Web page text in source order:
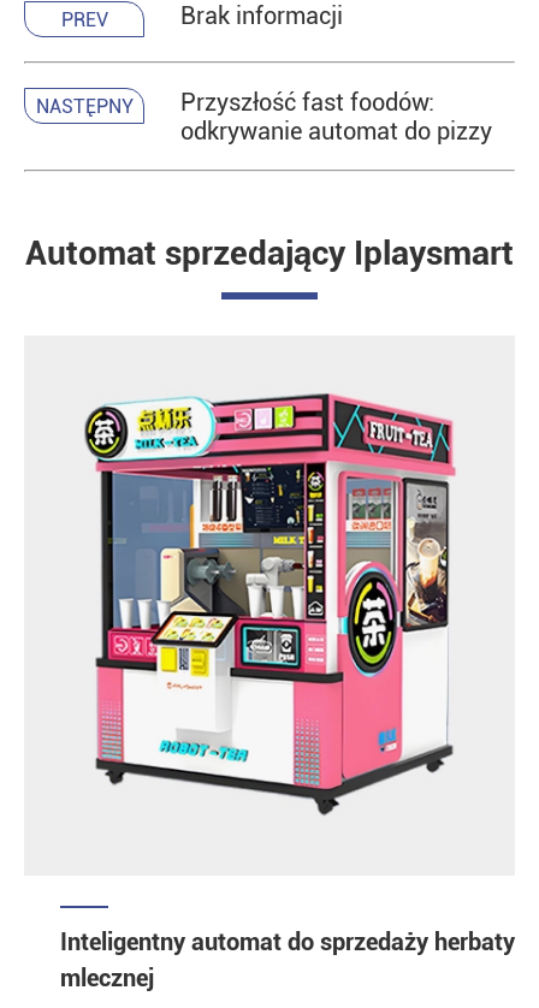
PREV Brak informacji
NASTĘPNY
Przyszłość fast foodów:
odkrywanie automat do pizzy
Automat sprzedający Iplaysmart
Inteligentny automat do sprzedaży herbaty
mlecznej